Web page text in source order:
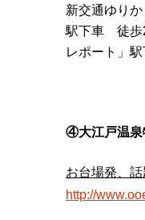
新交通ゆりか
駅下車 徒歩
レポート」
④大江戸温泉
お台場発、
http://